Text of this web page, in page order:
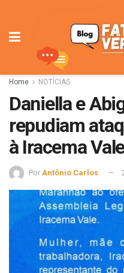
Home NOTÍCIAS
Daniella e
repudiam
à Iracema
Por Antônio Carlos